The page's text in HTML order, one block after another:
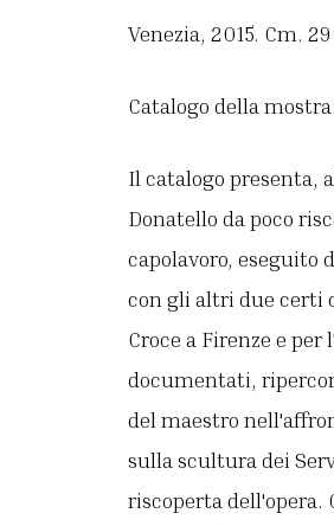
Venezia, 2015. Cm.
Catalogo della
Il catalogo presenta,
Donatello da poco
capolavoro, eseguito
con gli altri due certi
Croce a Firenze e
documentati,
del maestro
sulla scultura dei
riscoperta dell'opera.